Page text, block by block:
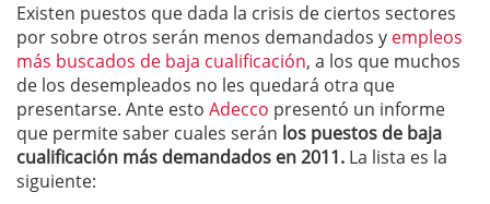
Existen puestos que dada la crisis de ciertos sectores
por sobre otros serán menos demandados y empleos
más buscados de baja cualificación, a los que muchos
de los desempleados no les quedará otra que
presentarse. Ante esto Adecco presentó un informe
que permite saber cuales serán los puestos de baja
cualificación más demandados en 2011. La lista es la
siguiente: